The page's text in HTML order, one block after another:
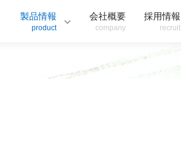
製品情報
product
会社概要
company
採用情報
recruit